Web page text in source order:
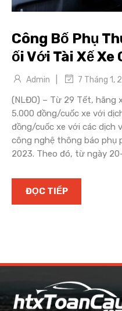
Công Bố Phụ
ối Với Tài Xế Xe
Admin 7 Tháng 1,
(NLĐO) – Từ 29 Tết, hãng
5.000 đồng/cuốc xe với
đồng/cuốc xe với các dịch
công nghệ thông báo phụ
2023. Theo đó, từ ngày
ĐỌC TIẾP